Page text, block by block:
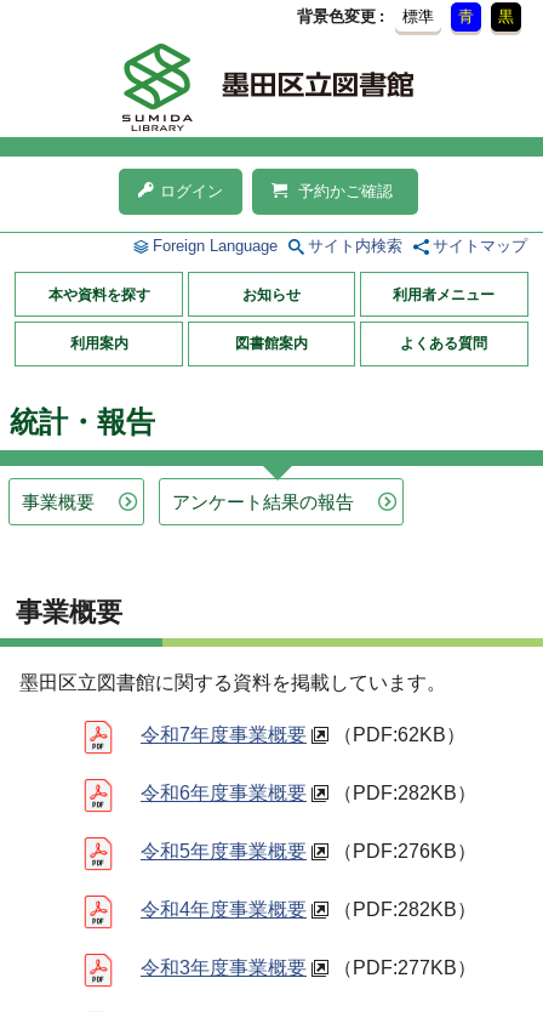
背景色変更 標準 青 黒
ログイン 予約かご確認
Foreign Language サイト内検索 サイトマップ
本や資料を探す お知らせ 利用者メニュー
利用案内 図書館案内 よくある質問
統計・報告
事業概要 アンケート結果の報告
事業概要
墨田区立図書館に関する資料を掲載しています。
令和7年度事業概要 （PDF:62KB）
令和6年度事業概要 （PDF:282KB）
令和5年度事業概要 （PDF:276KB）
令和4年度事業概要 （PDF:282KB）
令和3年度事業概要 （ PDF:277KB）